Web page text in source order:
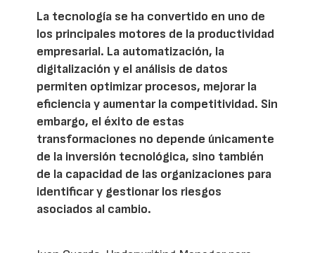
La tecnología se ha convertido en uno de
los principales motores de la productividad
empresarial. La automatización, la
digitalización y el análisis de datos
permiten optimizar procesos, mejorar la
eficiencia y aumentar la competitividad. Sin
embargo, el éxito de estas
transformaciones no depende únicamente
de la inversión tecnológica, sino también
de la capacidad de las organizaciones para
identificar y gestionar los riesgos
asociados al cambio.